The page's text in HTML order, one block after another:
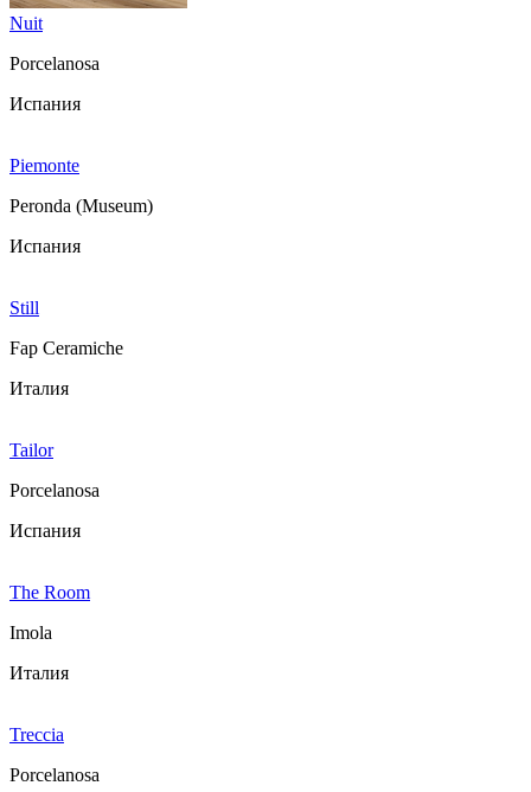
Nuit
Porcelanosa
Испания
Piemonte
Peronda (Museum)
Испания
Still
Fap Ceramiche
Италия
Tailor
Porcelanosa
Испания
The Room
Imola
Италия
Treccia
Porcelanosa